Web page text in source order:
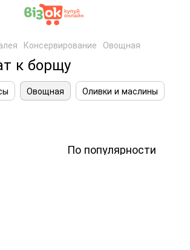
Консервирование Овощная
к борщу
Овощная
Оливки и маслины
По популярности